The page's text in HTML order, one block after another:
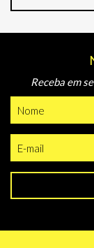
Receba em